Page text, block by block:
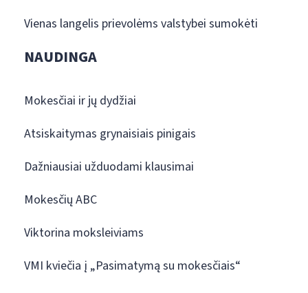
Vienas langelis prievolėms valstybei sumokėti
NAUDINGA
Mokesčiai ir jų dydžiai
Atsiskaitymas grynaisiais pinigais
Dažniausiai užduodami klausimai
Mokesčių ABC
Viktorina moksleiviams
VMI kviečia į „Pasimatymą su mokesčiais“